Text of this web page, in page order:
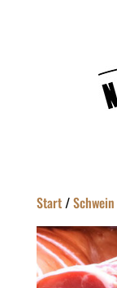
Start/Schwein